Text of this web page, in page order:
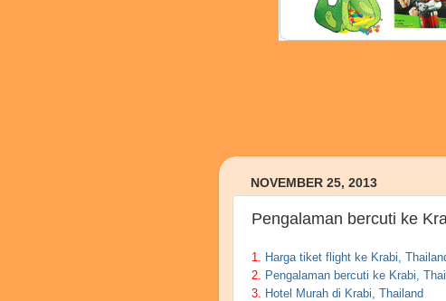
NOVEMBER 25, 2013
Pengalaman bercuti ke
1. Harga tiket flight ke Krabi,
2. Pengalaman bercuti ke Krabi,
3. Hotel Murah di Krabi, Thailand